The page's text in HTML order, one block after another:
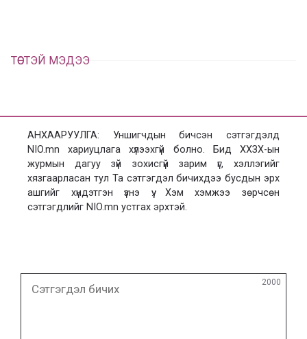
ТӨСТЭЙ МЭДЭЭ
АНХААРУУЛГА: Уншигчдын бичсэн сэтгэгдэлд
NIO.mn хариуцлага хүлээхгүй болно. Бид ХХЗХ-ын
журмын дагуу зүй зохисгүй зарим үг, хэллэгийг
хязгаарласан тул Та сэтгэгдэл бичихдээ бусдын эрх
ашгийг хүндэтгэн үзнэ үү. Хэм хэмжээ зөрчсөн
сэтгэгдлийг NIO.mn устгах эрхтэй.
бичих
2000